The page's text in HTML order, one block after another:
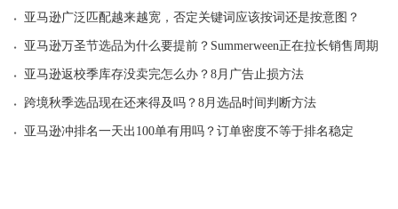
· 亚马逊广泛匹配越来越宽，否定关键词应该按词还是按意图？
· 亚马逊万圣节选品为什么要提前？Summerween正在拉长销售周期
· 亚马逊返校季库存没卖完怎么办？8月广告止损方法
· 跨境秋季选品现在还来得及吗？8月选品时间判断方法
· 亚马逊冲排名一天出100单有用吗？订单密度不等于排名稳定